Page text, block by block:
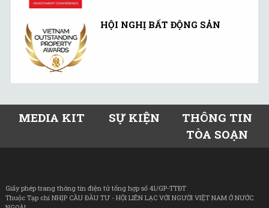
HỘI NGHỊ BẤT ĐỘNG SẢN
MEDIA KIT SỰ KIỆN
THÔNG TIN
TÒA SOẠN
Giấy phép trang thông tin điện tử tổng hợp số 41/GP-TTĐT
Thuộc Tạp chí NHỊP CẦU ĐẦU TƯ - HỘI LIÊN LẠC VỚI NGƯỜI VIỆT NAM Ở NƯỚC